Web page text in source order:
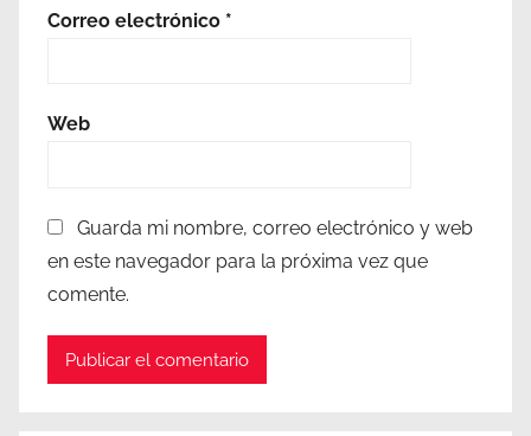
Correo electrónico *
Web
Guarda mi nombre, correo electrónico y web
en este navegador para la próxima vez que
comente.